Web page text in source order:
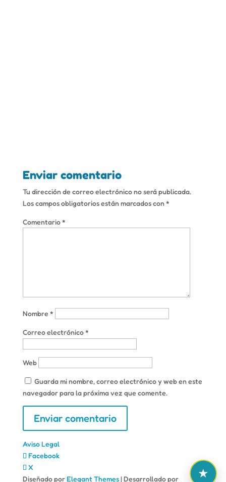
Enviar comentario
Tu dirección de correo electrónico no será publicada.
Los campos obligatorios están marcados con*
Comentario*
Nombre *
Correo electrónico*
Web
Guarda mi nombre, correo electrónico y web en este
navegador para la próxima vez que comente.
Aviso Legal
Facebook
X
Diseñado porElegant Themes| Desarrollado por